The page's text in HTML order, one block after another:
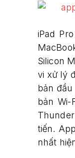
iPad
Silicon
vi xử lý
bản
bản
tiến.
nhất